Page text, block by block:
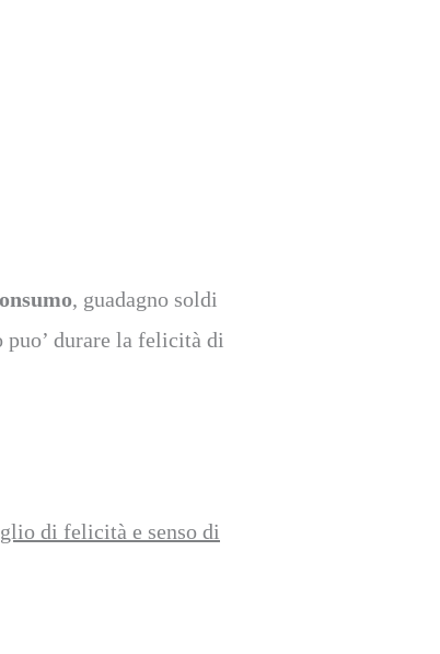
, guadagno soldi
puo’ durare la felicità di
di felicità e senso di